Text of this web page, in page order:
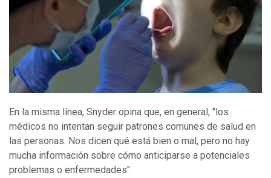
En la misma línea, Snyder opina que, en general, "los
médicos no intentan seguir patrones comunes de salud en
las personas. Nos dicen qué está bien o mal, pero no hay
mucha información sobre cómo anticiparse a potenciales
problemas o enfermedades".